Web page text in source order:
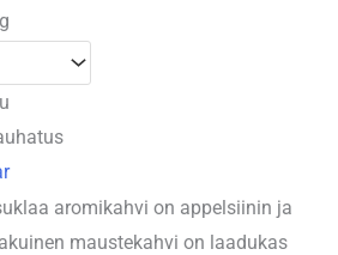
aromikahvi on appelsiinin ja
maustekahvi on laadukas